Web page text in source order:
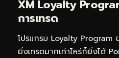
XM Loyalty
การเทรด
โปรแกรม Loyalty Program
ยิ่งเทรดมากเท่าไหร่ก็ยิ่งได้